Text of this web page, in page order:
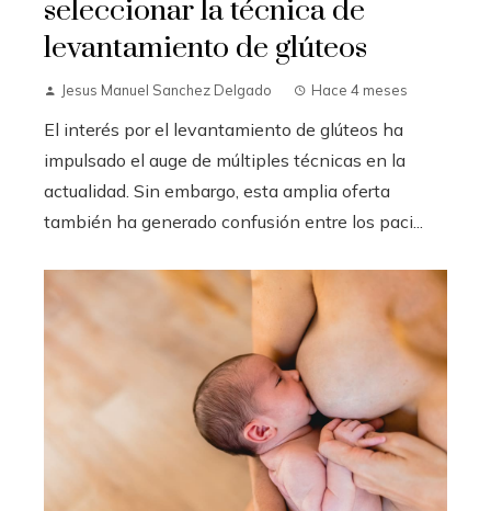
seleccionar la técnica de
levantamiento de glúteos
Jesus Manuel Sanchez Delgado Hace 4 meses
El interés por el levantamiento de glúteos ha
impulsado el auge de múltiples técnicas en la
actualidad. Sin embargo, esta amplia oferta
también ha generado confusión entre los paci...